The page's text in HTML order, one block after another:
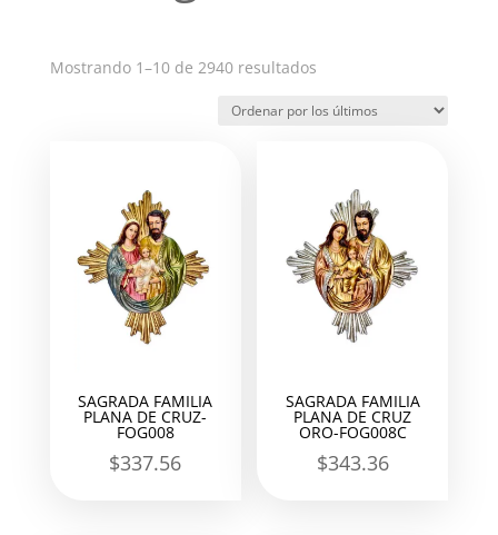
Mostrando 1–10 de 2940 resultadosOrdenado
los
SAGRADA FAMILIA
PLANA DE CRUZ-
FOG008
$337.56
SAGRADA FAMILIA
PLANA DE CRUZ
ORO-FOG008C
$343.36